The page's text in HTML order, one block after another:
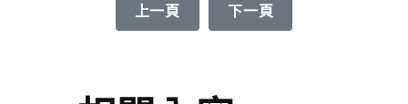
上一篇文章: 2024年9972生活救助勸募
上一頁 下一篇文章: 2024年9972
下一頁